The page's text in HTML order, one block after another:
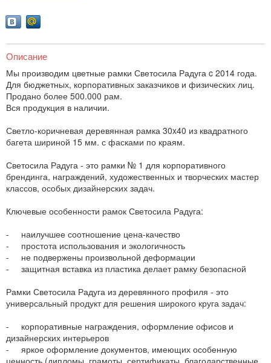
Описание
Мы производим цветные рамки Светосила Радуга c 2014 года.
Для бюджетных, корпоративных заказчиков и физических лиц.
Продано более 500.000 рам.
Вся продукция в наличии.
Светло-коричневая деревянная рамка 30x40 из квадратного
багета шириной 15 мм. с фасками по краям.
Светосила Радуга - это рамки № 1 для корпоративного
брендинга, награждений, художественных и творческих мастер
классов, особых дизайнерских задач.
Ключевые особенности рамок Светосила Радуга:
- наилучшее соотношение цена-качество
- простота использования и экологичность
- не подвержены произвольной деформации
- защитная вставка из пластика делает рамку безопасной
Рамки Светосила Радуга из деревянного профиля - это
универсальный продукт для решения широкого круга задач:
- корпоративные награждения, оформление офисов и
дизайнерских интерьеров
- яркое оформление документов, имеющих особенную